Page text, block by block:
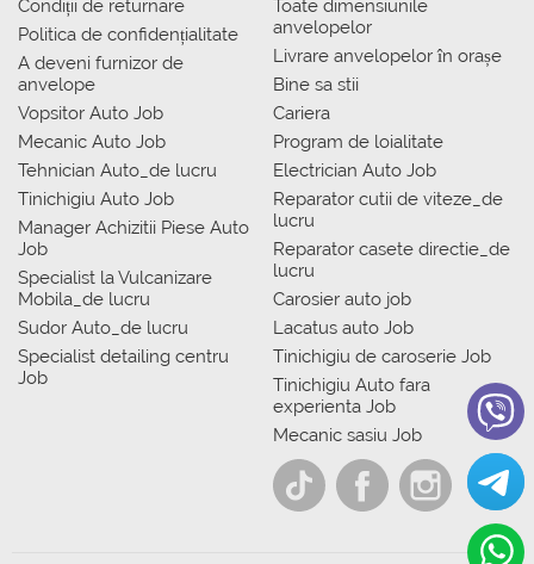
Condiții de returnare
Politica de confidențialitate
A deveni furnizor de
anvelope
Vopsitor Auto Job
Mecanic Auto Job
Tehnician Auto_de lucru
Tinichigiu Auto Job
Manager Achizitii Piese Auto
Job
Specialist la Vulcanizare
Mobila_de lucru
Sudor Auto_de lucru
Specialist detailing centru
Job
Toate dimensiunile
anvelopelor
Livrare anvelopelor în orașe
Bine sa stii
Cariera
Program de loialitate
Electrician Auto Job
Reparator cutii de viteze_de
lucru
Reparator casete directie_de
lucru
Carosier auto job
Lacatus auto Job
Tinichigiu de caroserie Job
Tinichigiu Auto fara
experienta Job
Mecanic sasiu Job